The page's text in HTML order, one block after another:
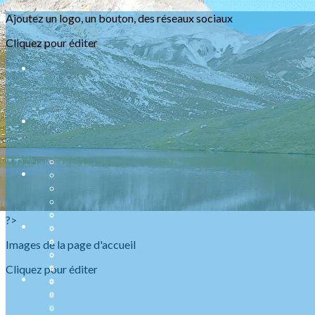
Exporter les lignes sélectionnées
Exporter toutes les colonnes
Exporter uniquement les colonnes affichées
Menu
<
>
Présentation
Nos ABR
Agenda Raquettes
Agenda Randonnées
Sorties en refuge
Infos urgentes
Ajoutez un logo, un bouton, des réseaux sociaux
Cliquez pour éditer
?>
Images de la page d'accueil
Cliquez pour éditer